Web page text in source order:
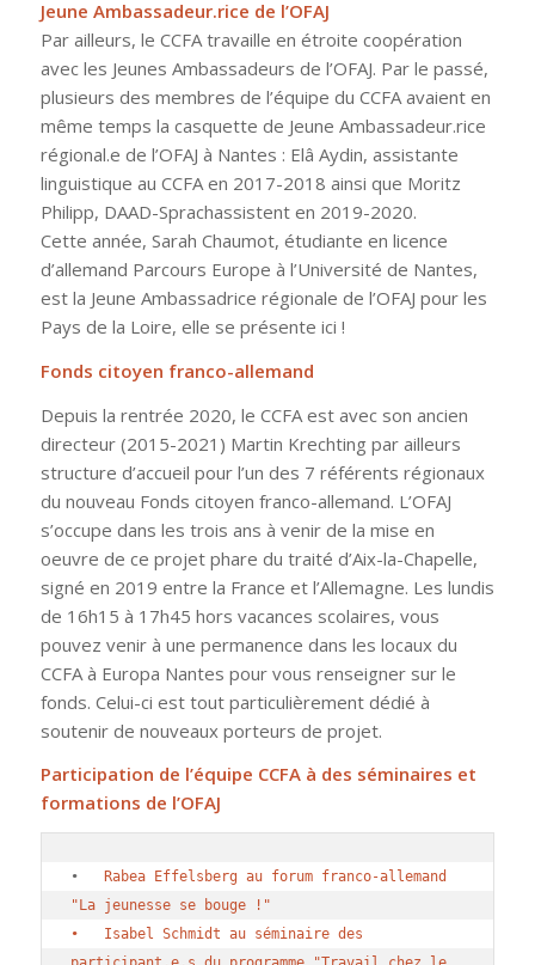
Jeune Ambassadeur.rice de l’OFAJ
Par ailleurs, le CCFA travaille en étroite coopération
avec les Jeunes Ambassadeurs de l’OFAJ. Par le passé,
plusieurs des membres de l’équipe du CCFA avaient en
même temps la casquette de Jeune Ambassadeur.rice
régional.e de l’OFAJ à Nantes : Elâ Aydin, assistante
linguistique au CCFA en 2017-2018 ainsi que Moritz
Philipp, DAAD-Sprachassistent en 2019-2020.
Cette année, Sarah Chaumot, étudiante en licence
d’allemand Parcours Europe à l’Université de Nantes,
est la Jeune Ambassadrice régionale de l’OFAJ pour les
Pays de la Loire, elle se présente ici !
Fonds citoyen franco-allemand
Depuis la rentrée 2020, le CCFA est avec son ancien
directeur (2015-2021) Martin Krechting par ailleurs
structure d’accueil pour l’un des 7 référents régionaux
du nouveau Fonds citoyen franco-allemand. L’OFAJ
s’occupe dans les trois ans à venir de la mise en
oeuvre de ce projet phare du traité d’Aix-la-Chapelle,
signé en 2019 entre la France et l’Allemagne. Les lundis
de 16h15 à 17h45 hors vacances scolaires, vous
pouvez venir à une permanence dans les locaux du
CCFA à Europa Nantes pour vous renseigner sur le
fonds. Celui-ci est tout particulièrement dédié à
soutenir de nouveaux porteurs de projet.
Participation de l’équipe CCFA à des séminaires et
formations de l’OFAJ
•
Rabea Effelsberg au forum franco-allemand
"La jeunesse se bouge !"
•   Isabel Schmidt au séminaire des